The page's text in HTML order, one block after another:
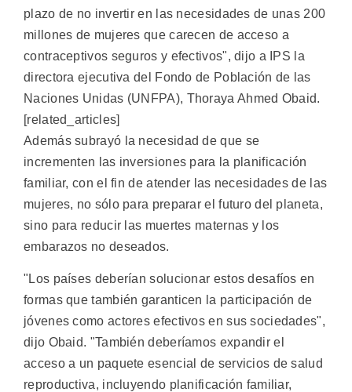
plazo de no invertir en las necesidades de unas 200
millones de mujeres que carecen de acceso a
contraceptivos seguros y efectivos", dijo a IPS la
directora ejecutiva del Fondo de Población de las
Naciones Unidas (UNFPA), Thoraya Ahmed Obaid.
[related_articles]
Además subrayó la necesidad de que se
incrementen las inversiones para la planificación
familiar, con el fin de atender las necesidades de las
mujeres, no sólo para preparar el futuro del planeta,
sino para reducir las muertes maternas y los
embarazos no deseados.
"Los países deberían solucionar estos desafíos en
formas que también garanticen la participación de
jóvenes como actores efectivos en sus sociedades",
dijo Obaid. "También deberíamos expandir el
acceso a un paquete esencial de servicios de salud
reproductiva, incluyendo planificación familiar,